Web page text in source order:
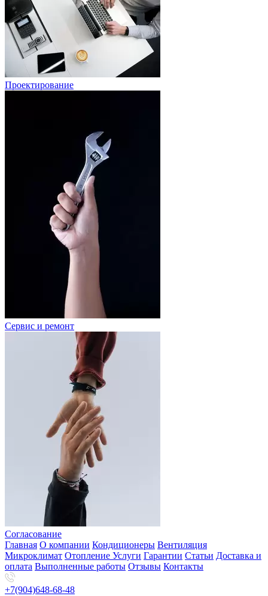
Проектирование
Сервис и ремонт
Согласование
Главная О компании Кондиционеры Вентиляция
Микроклимат Отопление Услуги Гарантии Статьи Доставка и
оплата Выполненные работы Отзывы Контакты
+7(904)648-68-48